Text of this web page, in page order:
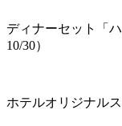
ディナーセット「
10/30）
ホテルオリジナル